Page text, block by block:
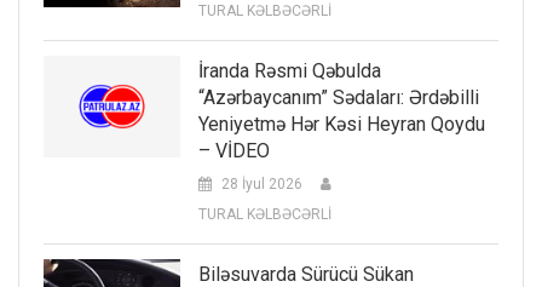
TURAL KƏLBƏCƏRLİ
İranda Rəsmi Qəbulda
“Azərbaycanım” Sədaları: Ərdəbilli
Yeniyetmə Hər Kəsi Heyran Qoydu
– VİDEO
28 İyul 2026
TURAL KƏLBƏCƏRLİ
Biləsuvarda Sürücü Sükan